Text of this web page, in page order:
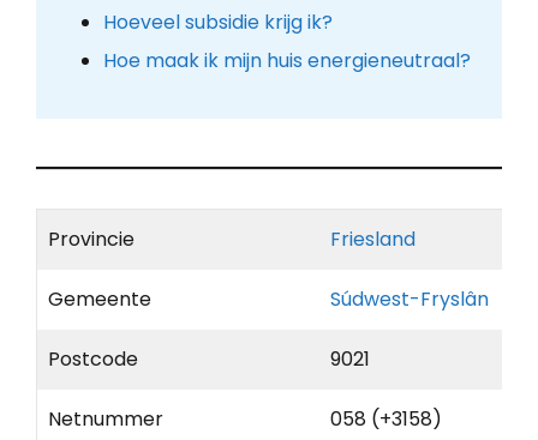
Hoeveel subsidie krijg ik?
Hoe maak ik mijn huis energieneutraal?
Provincie Friesland
Gemeente Súdwest-Fryslân
Postcode 9021
Netnummer 058 (+3158)